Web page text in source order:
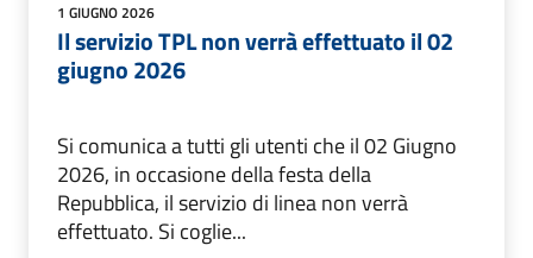
1 GIUGNO 2026
Il servizio TPL non verrà effettuato il 02
giugno 2026
Si comunica a tutti gli utenti che il 02 Giugno
2026, in occasione della festa della
Repubblica, il servizio di linea non verrà
effettuato. Si coglie...